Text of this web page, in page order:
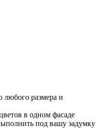
любого размера и
в одном фасаде
под вашу задумку